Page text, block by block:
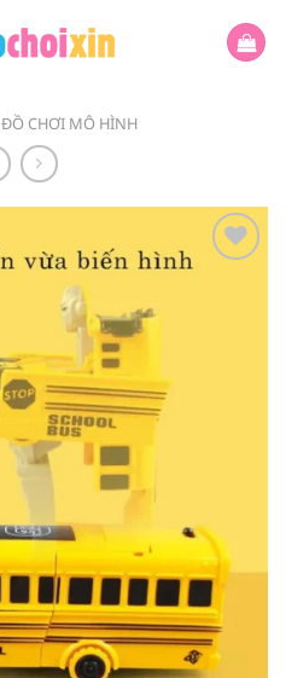
ĐỒ CHƠI MÔ HÌNH